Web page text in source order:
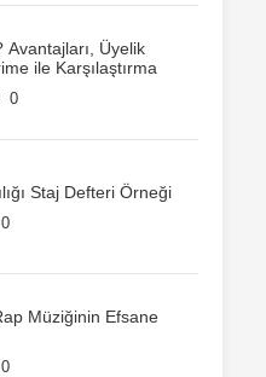
Üyelik
ile Karşılaştırma
0
Staj Defteri Örneği
0
Müziğinin Efsane
0